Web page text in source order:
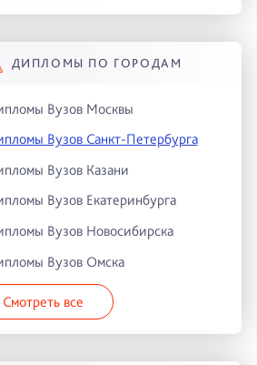
ДИПЛОМЫ ПО ГОРОДАМ
Вузов Москвы
Вузов Санкт-Петербурга
Вузов Казани
Вузов Екатеринбурга
Вузов Новосибирска
Вузов Омска
Смотреть все